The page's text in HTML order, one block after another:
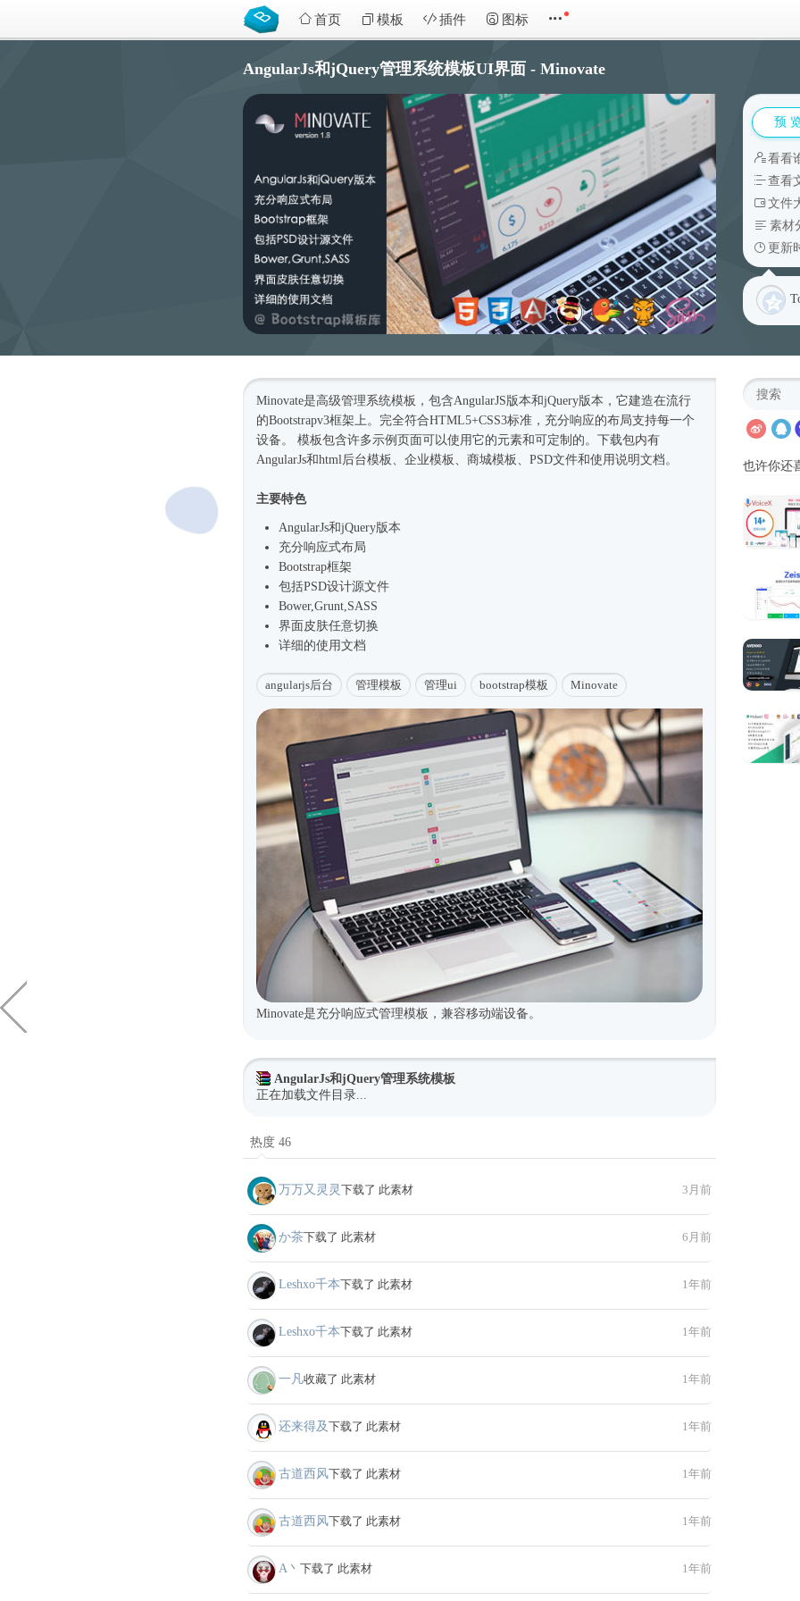
首页 模板 插件 图标
AngularJs和jQuery管理系统模板UI界面 - Minovate
预
看看
查看
文件
素材
更新
Minovate是高级管理系统模板，包含AngularJS版本和jQuery版本，它建造在流行
的Bootstrapv3框架上。完全符合HTML5+CSS3标准，充分响应的布局支持每一个
设备。 模板包含许多示例页面可以使用它的元素和可定制的。下载包内有
AngularJs和html后台模板 、企业模板 、商城模板、PSD文件和使用说明文档。
主要特色
AngularJs和jQuery版本
充分响应式布局
Bootstrap框架
包括PSD设计源文件
Bower,Grunt,SASS
界面皮肤任意切换
详细的使用文档
angularjs后台 管理模板 管理ui bootstrap模板 Minovate
Minovate是充分响应式管理模板，兼容移动端设备。
AngularJs和jQuery管理系统模板
正在加载文件目录...
热度 46
万万又灵灵 下载了 此素材 3月前
か茶下载了 此素材 6月前
Leshxo千本下载了 此素材 1年前
Leshxo千本下载了 此素材 1年前
一凡收藏了 此素材 1年前
还来得及下载了 此素材 1年前
古道西风下载了 此素材 1年前
古道西风下载了 此素材 1年前
A丶 下载了 此素材 1年前
也许你还